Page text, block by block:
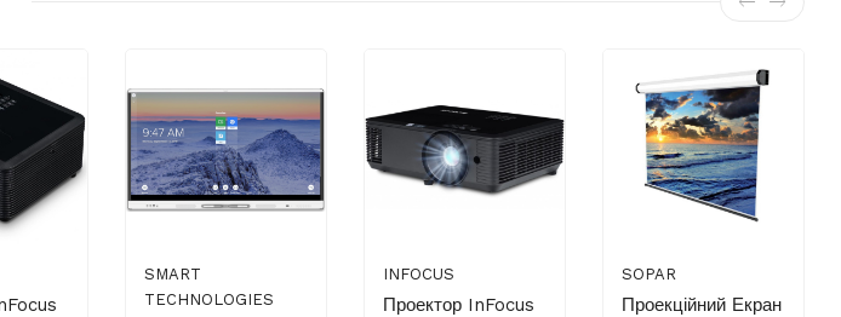
SMART
TECHNOLOGIES
INFOCUS
Проектор InFocus
SOPAR
Проекційний Екран